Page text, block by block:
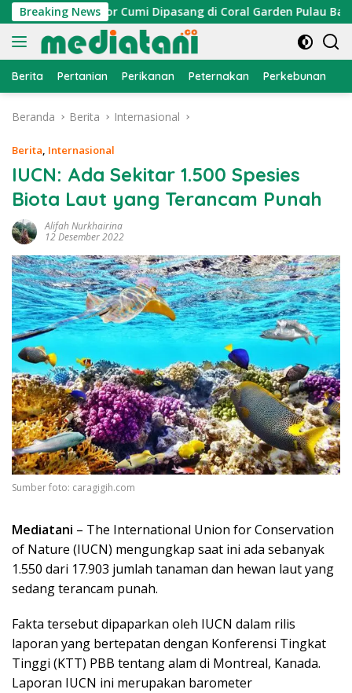
Langsung
ke
konten
Breaking News
Atraktor Cumi Dipasang di Coral Garden Pulau Barrang
Berita Pertanian Perikanan Peternakan Perkebunan
Beranda Berita Internasional
Berita, Internasional
IUCN: Ada Sekitar 1.500 Spesies
Biota Laut yang Terancam Punah
Alifah Nurkhairina
12 Desember 2022
Sumber foto: caragigih.com
Mediatani – The International Union for Conservation
of Nature (IUCN) mengungkap saat ini ada sebanyak
1.550 dari 17.903 jumlah tanaman dan hewan laut yang
sedang terancam punah.
Fakta tersebut dipaparkan oleh IUCN dalam rilis
laporan yang bertepatan dengan Konferensi Tingkat
Tinggi (KTT) PBB tentang alam di Montreal, Kanada.
Laporan IUCN ini merupakan barometer